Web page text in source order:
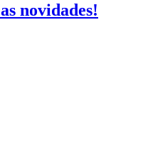
novidades!